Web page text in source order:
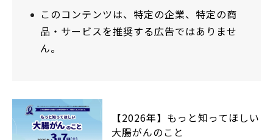
このコンテンツは、特定の企業、特定の商
品・サービスを推奨する広告ではありませ
ん。
【2026年】もっと知ってほしい
大腸がんのこと